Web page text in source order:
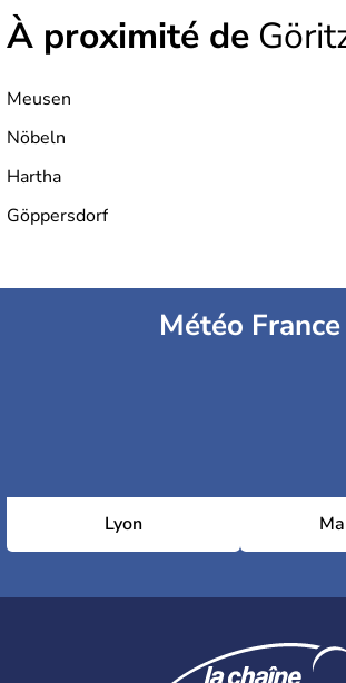
À proximité de
Meusen
Nöbeln
Hartha
Göppersdorf
Météo France
Lyon